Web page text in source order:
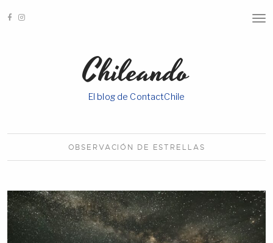
T
T
Chileando
El blog de ContactChile
OBSERVACIÓN DE ESTRELLAS